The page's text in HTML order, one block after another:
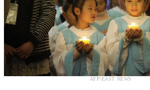
AFP/EAST NEWS